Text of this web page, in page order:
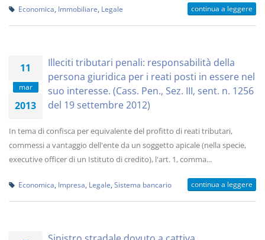
Economica Immobiliare Legale continua a leggere
11
mar
2013
Illeciti tributari penali: responsabilità della
persona giuridica per i reati posti in essere nel
suo interesse. (Cass. Pen., Sez. III, sent. n. 1256
del 19 settembre 2012)
In tema di confisca per equivalente del profitto di reati tributari,
commessi a vantaggio dell'ente da un soggetto apicale (nella specie,
executive officer di un Istituto di credito), l'art. 1, comma...
Economica Impresa Legale Sistema bancario continua a leggere